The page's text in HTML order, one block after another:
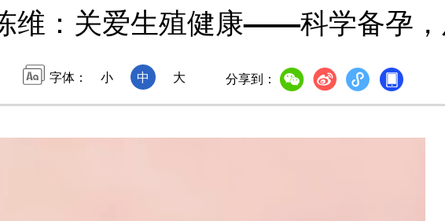
维：关爱生殖健康——科学备孕
字体： 小 中 大 分享到：